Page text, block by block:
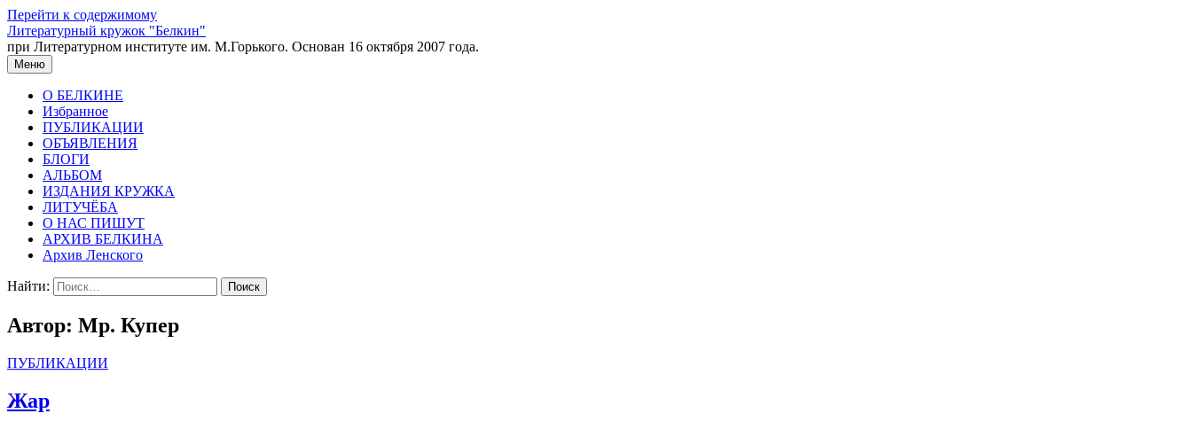
Перейти к содержимому
Литературный кружок "Белкин"
при Литературном институте им. М.Горького. Основан 16 октября 2007 года.
Меню
О БЕЛКИНЕ
Избранное
ПУБЛИКАЦИИ
ОБЪЯВЛЕНИЯ
БЛОГИ
АЛЬБОМ
ИЗДАНИЯ КРУЖКА
ЛИТУЧЁБА
О НАС ПИШУТ
АРХИВ БЕЛКИНА
Архив Ленского
Найти:
Автор: Мр. Купер
ПУБЛИКАЦИИ
Жар